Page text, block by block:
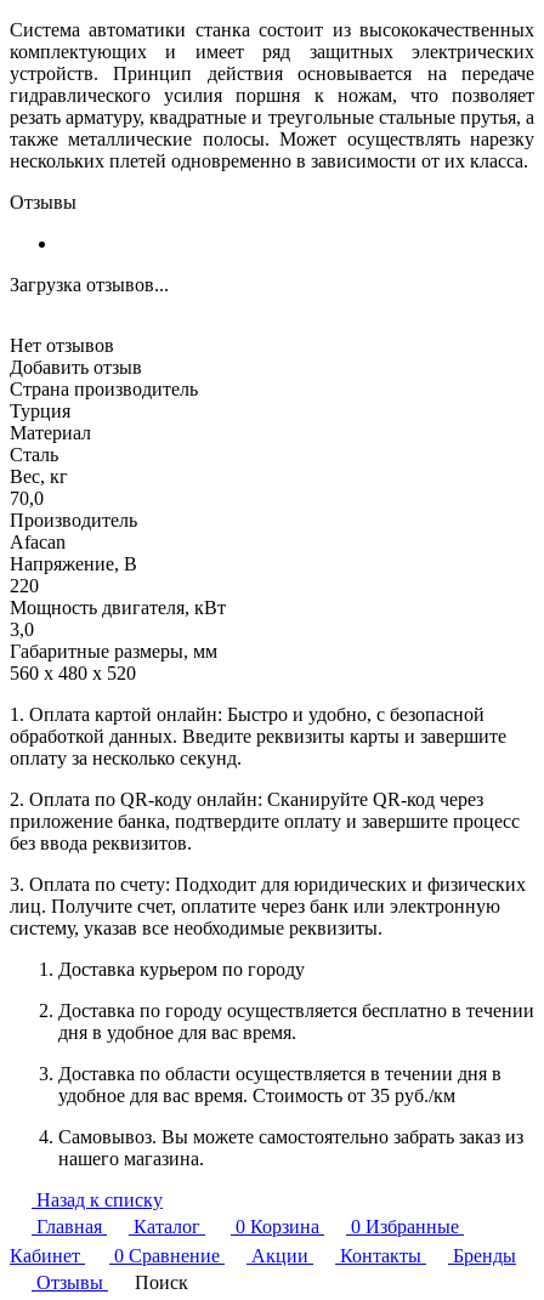
Система автоматики станка состоит из высококачественных
комплектующих и имеет ряд защитных электрических
устройств. Принцип действия основывается на передаче
гидравлического усилия поршня к ножам, что позволяет
резать арматуру, квадратные и треугольные стальные прутья, а
также металлические полосы. Может осуществлять нарезку
нескольких плетей одновременно в зависимости от их класса.
Отзывы
Загрузка отзывов...
Нет отзывов
Добавить отзыв
Страна производитель
Турция
Материал
Сталь
Вес, кг
70,0
Производитель
Afacan
Напряжение, В
220
Мощность двигателя, кВт
3,0
Габаритные размеры, мм
560 x 480 x 520
1. Оплата картой онлайн: Быстро и удобно, с безопасной
обработкой данных. Введите реквизиты карты и завершите
оплату за несколько секунд.
2. Оплата по QR-коду онлайн: Сканируйте QR-код через
приложение банка, подтвердите оплату и завершите процесс
без ввода реквизитов.
3. Оплата по счету: Подходит для юридических и физических
лиц. Получите счет, оплатите через банк или электронную
систему, указав все необходимые реквизиты.
Доставка курьером по городу
Доставка по городу осуществляется бесплатно в течении
дня в удобное для вас время.
Доставка по области осуществляется в течении дня в
удобное для вас время. Стоимость от 35 руб./км
Самовывоз. Вы можете самостоятельно забрать заказ из
нашего магазина.
Назад к списку
Главная
Каталог 0 Корзина 0 Избранные
Кабинет
0 Сравнение Акции Контакты
Бренды
Отзывы
Поиск